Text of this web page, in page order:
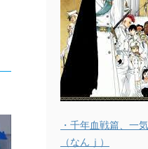
・千年血戦篇、一
（なんｊ）